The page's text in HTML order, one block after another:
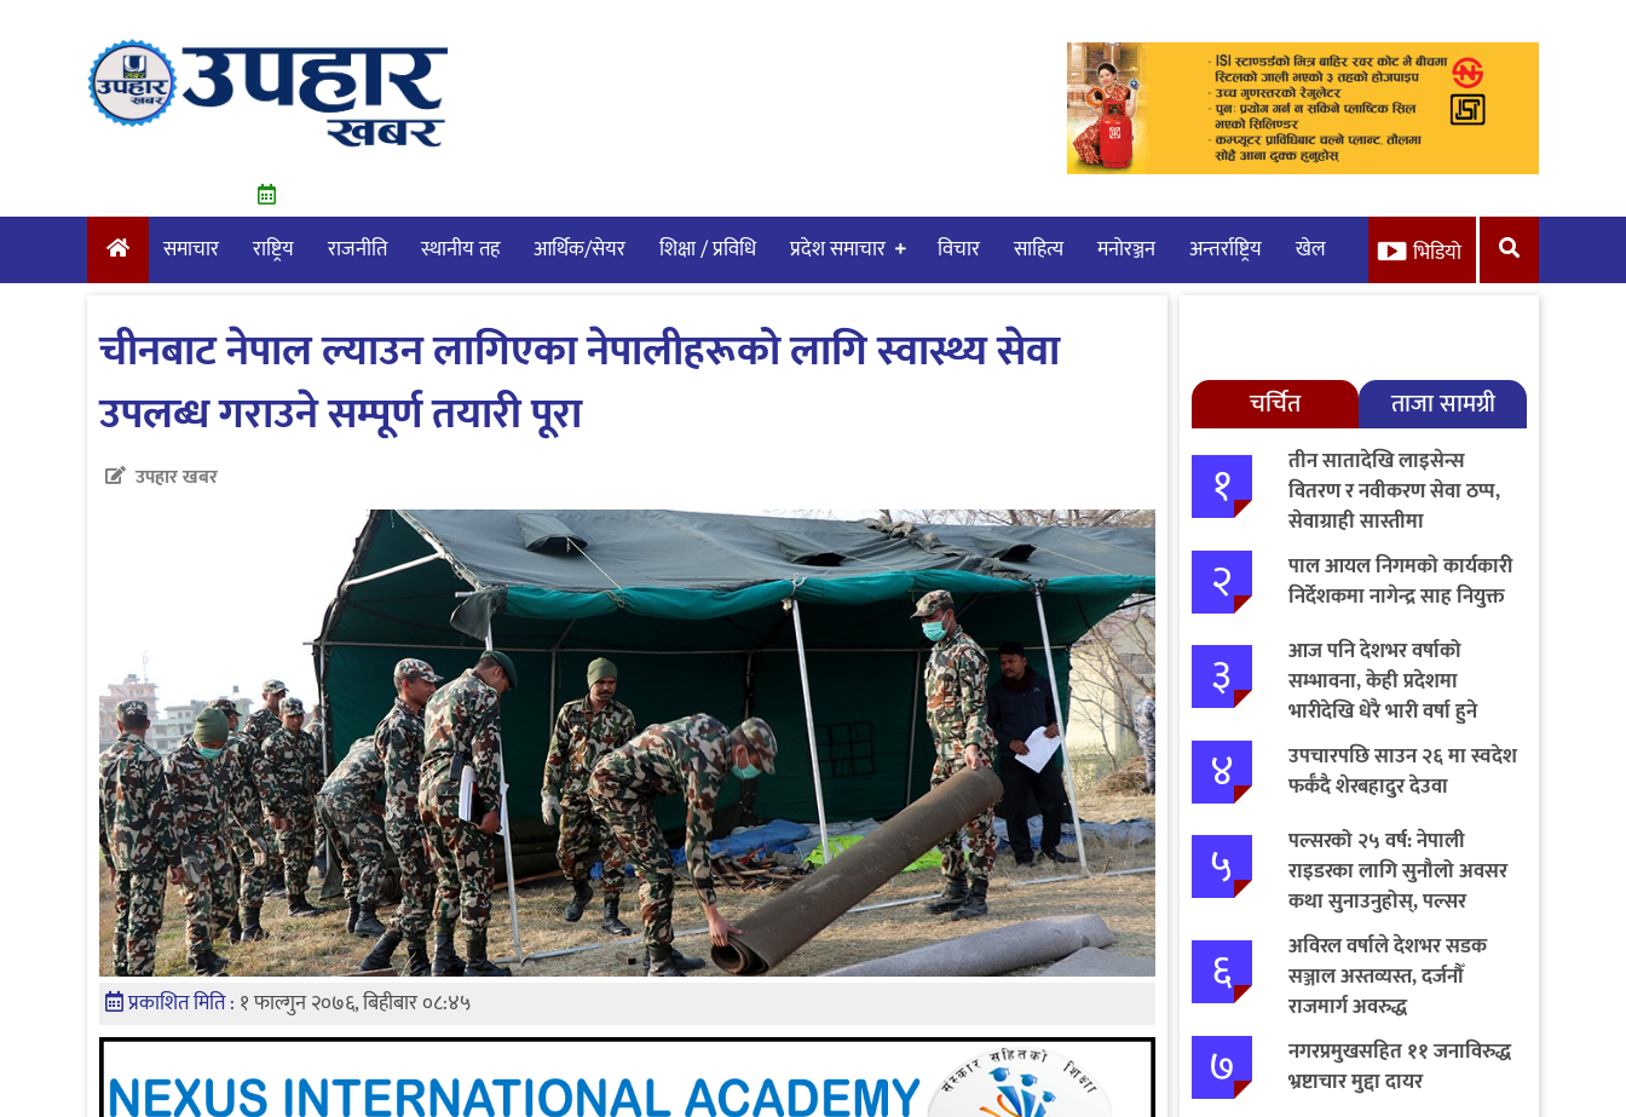
समाचार राष्ट्रिय राजनीति स्थानीय तह आर्थिक/सेयर शिक्षा / प्रविधि प्रदेश समाचार विचार साहित्य मनाेरञ्जन अन्तर्राष्ट्रिय खेल भिडियो
चीनबाट नेपाल ल्याउन लागिएका नेपालीहरूको लागि स्वास्थ्य सेवा
उपलब्ध गराउने सम्पूर्ण तयारी पूरा
उपहार खबर
प्रकाशित मिति : १ फाल्गुन २०७६, बिहीबार ०८:४५
चर्चित ताजा सामग्री
१
तीन सातादेखि लाइसेन्स
वितरण र नवीकरण सेवा ठप्प,
सेवाग्राही सास्तीमा
२
पाल आयल निगमको कार्यकारी
निर्देशकमा नागेन्द्र साह नियुक्त
३
आज पनि देशभर वर्षाको
सम्भावना, केही प्रदेशमा
भारीदेखि धेरै भारी वर्षा हुने
चेतावनी
४
उपचारपछि साउन २६ मा स्वदेश
फर्कँदै शेरबहादुर देउवा
५
पल्सरको २५ वर्ष: नेपाली
राइडरका लागि सुनौलो अवसर
कथा सुनाउनुहोस्, पल्सर
जित्नुहोस्
६
अविरल वर्षाले देशभर सडक
सञ्जाल अस्तव्यस्त, दर्जनौँ
राजमार्ग अवरुद्ध
७
नगरप्रमुखसहित ११ जनाविरुद्ध
भ्रष्टाचार मुद्दा दायर